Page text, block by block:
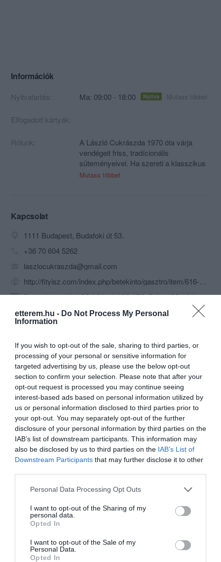
etterem.hu - Do Not Process My Personal
Information
If you wish to opt-out of the sale, sharing to third parties, or
processing of your personal or sensitive information for
targeted advertising by us, please use the below opt-out
section to confirm your selection. Please note that after your
opt-out request is processed you may continue seeing
interest-based ads based on personal information utilized by
us or personal information disclosed to third parties prior to
your opt-out. You may separately opt-out of the further
disclosure of your personal information by third parties on the
IAB’s list of downstream participants. This information may
also be disclosed by us to third parties on the IAB’s List of
Downstream Participants that may further disclose it to other
Please note that this website/app uses one or more Google
not limited to your visit or usage behaviour. You may click to
grant or deny consent to Google and its third-party tags to
use your data for below specified purposes in below Google
consent section.
Personal Data Processing Opt Outs
I want to opt-out of the Sharing of my
personal data.
Opted In
I want to opt-out of the Sale of my
Personal Data.
Opted In
Információk
Nyitvatartás: Ma: 09:00 - 18:00 Nyitva Mutass többet
Elfogadott kártyák:
Rólunk:
A László Cukrászda 1970 óta várja
vendégeit friss, tradícionális
süteményeivel. Ha szereti a klasszikus
ízeket, a friss, természetes
Mutass többet
Kapcsolat
1111 Budapest, Budafoki út 53.
+36 70 604 5262
laszlocukraszda@gmail.com
http://fityisz.com/index.php/betekinto/gasztro/item/616-gastrovat_iv_-_a_laszlo_cukraszda
fb.com/pages/L%C3%A1szl%C3%B3-Cukr%C3%A1szda/166554310145404?fref=ts
Probléma jelentése Te vagy a tulajdonos?